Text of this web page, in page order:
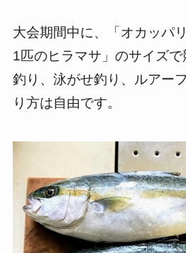
大会期間中に、「オカッパ
1匹のヒラマサ」のサイズ
釣り、泳がせ釣り、ルアー
り方は自由です。